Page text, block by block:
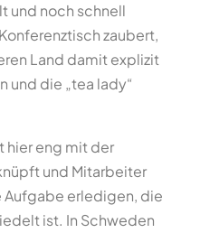
und noch schnell
zaubert,
Land damit explizit
und die „tea lady“
hier eng mit der
und Mitarbeiter
erledigen, die
ist. In Schweden